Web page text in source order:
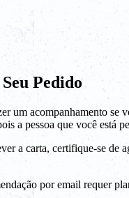
Pedido
um acompanhamento se
a pessoa que você está
a carta, certifique-se de
por email requer